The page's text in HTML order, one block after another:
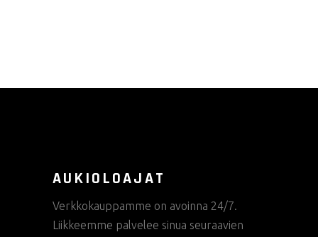
AUKIOLOAJAT
Verkkokauppamme on avoinna 24/7.
Liikkeemme palvelee sinua seuraavien